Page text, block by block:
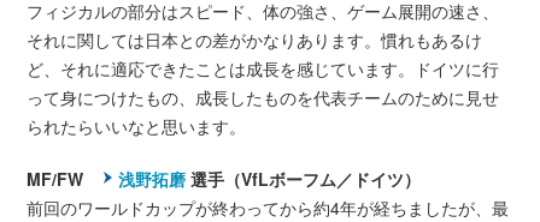
フィジカルの部分はスピード、体の強さ、ゲーム展開の速さ、
それに関しては日本との差がかなりあります。慣れもあるけ
ど、それに適応できたことは成長を感じています。ドイツに行
って身につけたもの、成長したものを代表チームのために見せ
られたらいいなと思います。
MF/FW 浅野拓磨 選手（VfLボーフム／ドイツ）
前回のワールドカップが終わってから約4年が経ちましたが、最